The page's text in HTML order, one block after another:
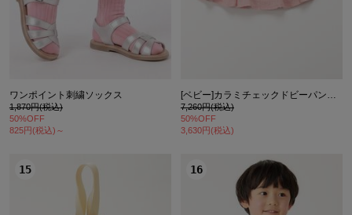
ワンポイント刺繍ソックス
1,870円(税込)
50%OFF
825円(税込)～
[ベビー]カラミチェックドビーパンツ付きスカート
7,260円(税込)
50%OFF
3,630円(税込)
15 16